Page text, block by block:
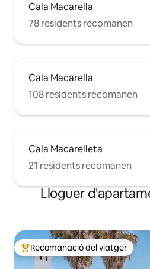
Cala Macarella
78 residents recomanen
Cala Macarella
108 residents recomanen
Cala Macarelleta
21 residents recomanen
Lloguer
Principals recomanacions dels
Recomanació del viatger